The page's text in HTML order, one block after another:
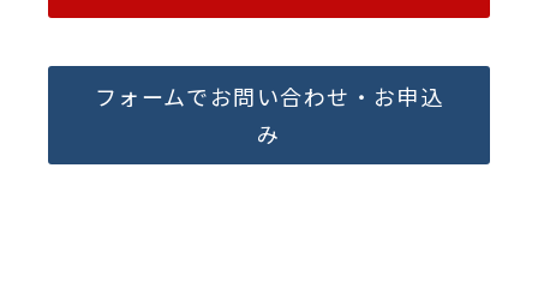
フォームでお問い合わせ・お申込
み